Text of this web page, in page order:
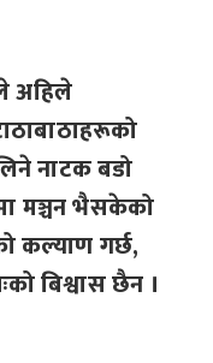
अहिले
नाटक बडो
मञ्चन भैसकेको
कल्याण गर्छ,
बिश्वास छैन ।